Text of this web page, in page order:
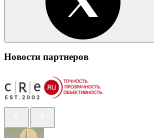
Новости партнеров